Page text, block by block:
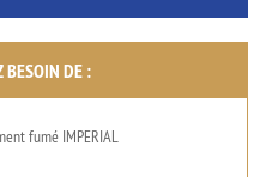
BESOIN DE :
fumé IMPERIAL